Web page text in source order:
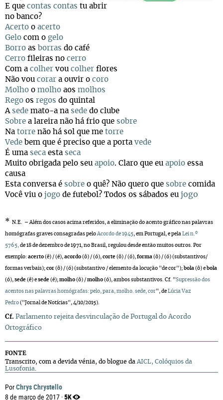
PorChrys Chrystello
8 de março de 2017 ·5K
E que contas contas tu abrir
no banco?
Acerto o acerto
Gelo com o gelo
Borro as borras do café
Cerro fileiras no cerro
Com a colher vou colher flores
Não vou corar a ouvir o coro
Molho o molho aos molhos
Rego os regos do quintal
A sede mato-a na sede do clube
Sobre a lareira não há frio que sobre
Na torre não há sol que me torre
Vede bem que é preciso que a porta vede
É uma seca esta seca
Muito obrigada pelo seu apoio. Claro que eu apoio essa
causa
Esta conversa é sobre o quê? Não quero que sobre comida
Você viu o jogo de futebol? Todos os sábados eu jogo
* N.E. – Além dos casos acima referidos, a eliminação do acento gráfico nas palavras
homógrafas graves consagradas pelo Acordo de 1945, em Portugal, e pela Lei n.º
5765, de 18 de dezembro de 1971, no Brasil, regulou desde então muitos outros. Por
exemplo: acerto (ê) / (é), acordo (ô) / (ó), corte (ô) / (ó), forma (ô) / (ó) (substantivos/
formas verbais); cor (ô) / (ó) (substantivo / elemento da locução "de cor"); bola (ô) e bola
(ó), sede (ê) e sede (é); molho (ô) / molho (ó), ambos substantivos. Cf. "Supressão dos
acentos nas palavras homógrafas: pelo, para, molho. sede, cor", de Lúcia Vaz
Pedro ("Jornal de Notícias", 4/10/2015).
Cf. Parlamento rejeita desvinculação de Portugal do Acordo
Ortográfico
FONTE
Transcrito, com a devida vénia, do blogue da AICL, Colóquios da
Lusofonia